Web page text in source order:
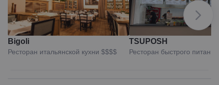
Bigoli
Ресторан итальянской кухни $$$$
TSUPOSH
Ресторан быстрого питания